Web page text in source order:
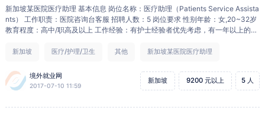
新加坡某医院医疗助理 基本信息 岗位名称：医疗助理（Patients Service Assista
nts） 工作职责：医院咨询台客服 招聘人数：5 岗位要求 性别年龄：女,20~32岁
教育程度：高中/职高及以上 工作经验：有护士经验者优先考虑，有一年以上的酒
以翻译文件 （从英文翻译成华语） 其他要求：热情主动，适应快节奏工作，负责
（汇率约为5.0 相当于人民币9200元） 按照合同期，工作满两年，可获$3000奖
金（相当于人民币15000元） 工作时间：每周44小时，需要倒班。 医疗保险：
新加坡 医疗/护理/卫生 其他 新加坡某医院医疗助理
境外就业网
2017-07-10 11:59
新加坡 9200 元以上 5 人